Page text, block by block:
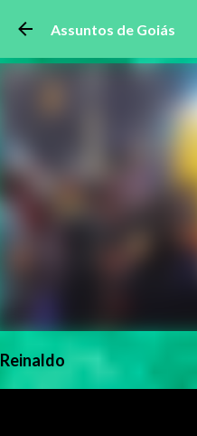
Pular para o
Assuntos de Goiás
Reinaldo